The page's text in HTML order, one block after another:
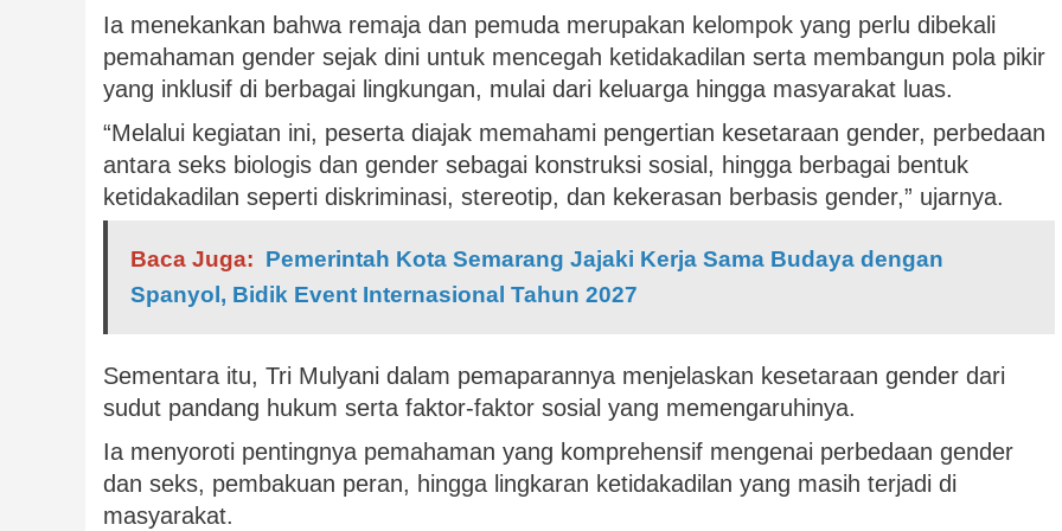
Ia menekankan bahwa remaja dan pemuda merupakan kelompok yang perlu dibekali
pemahaman gender sejak dini untuk mencegah ketidakadilan serta membangun pola pikir
yang inklusif di berbagai lingkungan, mulai dari keluarga hingga masyarakat luas.
“Melalui kegiatan ini, peserta diajak memahami pengertian kesetaraan gender, perbedaan
antara seks biologis dan gender sebagai konstruksi sosial, hingga berbagai bentuk
ketidakadilan seperti diskriminasi, stereotip, dan kekerasan berbasis gender,” ujarnya.
Baca Juga: Pemerintah Kota Semarang Jajaki Kerja Sama Budaya dengan
Spanyol, Bidik Event Internasional Tahun 2027
Sementara itu, Tri Mulyani dalam pemaparannya menjelaskan kesetaraan gender dari
sudut pandang hukum serta faktor-faktor sosial yang memengaruhinya.
Ia menyoroti pentingnya pemahaman yang komprehensif mengenai perbedaan gender
dan seks, pembakuan peran, hingga lingkaran ketidakadilan yang masih terjadi di
masyarakat.